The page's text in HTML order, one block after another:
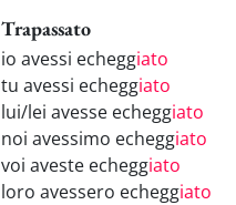
Trapassato
io avessi echeggiato
tu avessi echeggiato
lui/lei avesse echeggiato
noi avessimo echeggiato
voi aveste echeggiato
loro avessero echeggiato